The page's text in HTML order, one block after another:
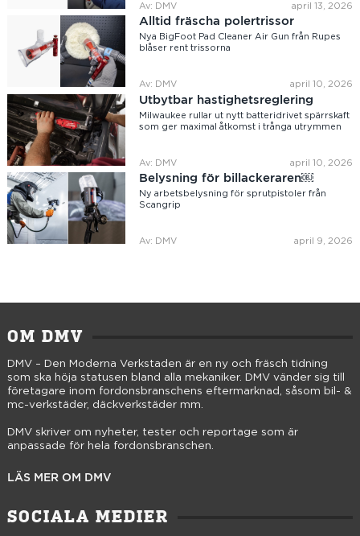
Av: DMV april 13, 2026
Alltid fräscha polertrissor
Nya BigFoot Pad Cleaner Air Gun från Rupes
blåser rent trissorna
Av: DMV april 10, 2026
Utbytbar hastighetsreglering
Milwaukee rullar ut nytt batteridrivet spärrskaft
som ger maximal åtkomst i trånga utrymmen
Av: DMV april 10, 2026
Belysning för billackeraren￼
Ny arbetsbelysning för sprutpistoler från
Scangrip
Av: DMV april 9, 2026
OM DMV
DMV – Den Moderna Verkstaden är en ny och fräsch tidning
som ska höja statusen bland alla mekaniker. DMV vänder sig till
företagare inom fordonsbranschens eftermarknad, såsom bil- &
mc-verkstäder, däckverkstäder mm.
DMV skriver om nyheter, tester och reportage som är
anpassade för hela fordonsbranschen.
LÄS MER OM DMV
SOCIALA MEDIER